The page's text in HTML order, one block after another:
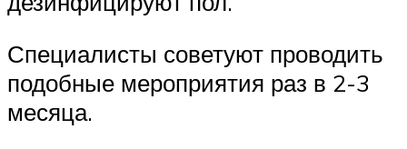
Специалисты советуют проводить
подобные мероприятия раз в 2-3
месяца.